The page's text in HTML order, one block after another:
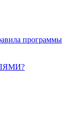
программы